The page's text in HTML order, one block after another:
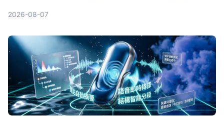
合職場需求的 AI 錄音轉文字工具。
2026-08-07